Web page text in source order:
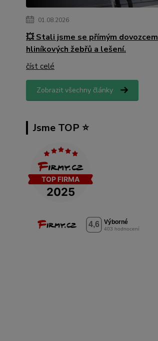
01.08.2026
💥 Stali jsme se přímým dovozcem
hliníkových žebřů a lešení.
číst celé
Zobrazit všechny články
Jsme TOP ⭐️